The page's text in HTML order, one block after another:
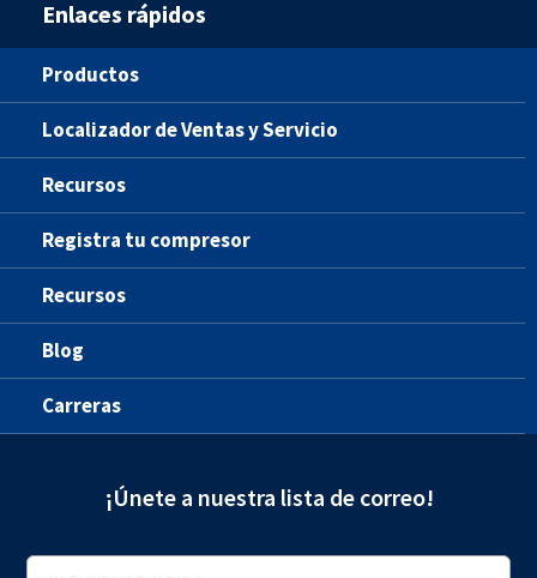
Enlaces rápidos
Productos
Localizador de Ventas y Servicio
Recursos
Registra tu compresor
Recursos
Blog
Carreras
¡Únete a nuestra lista de correo!